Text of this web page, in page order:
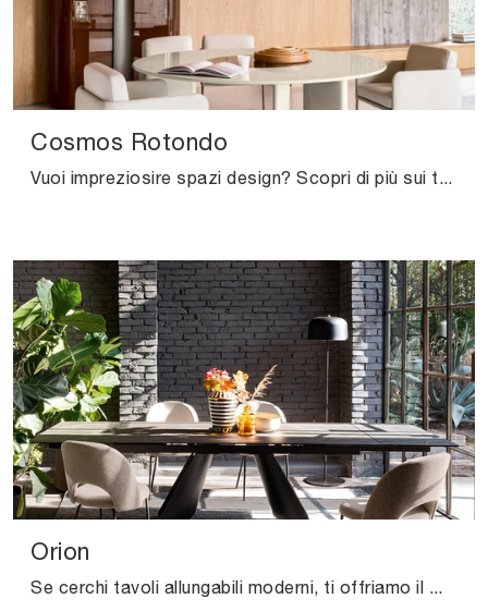
Cosmos Rotondo
Vuoi impreziosire spazi design? Scopri di più sui tavoli design fissi: il modello da pranzo Cosmos Rotondo ti sta aspettando.
Orion
Se cerchi tavoli allungabili moderni, ti offriamo il modello da pranzo in ceramica Orion dell'azienda Connubia.